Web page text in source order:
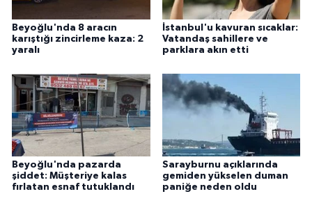
Beyoğlu'nda 8 aracın
karıştığı zincirleme kaza: 2
yaralı
İstanbul'u kavuran sıcaklar:
Vatandaş sahillere ve
parklara akın etti
Beyoğlu'nda pazarda
şiddet: Müşteriye kalas
fırlatan esnaf tutuklandı
Sarayburnu açıklarında
gemiden yükselen duman
paniğe neden oldu